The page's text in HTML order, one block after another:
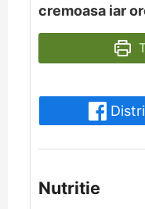
cremoasa iar
Nutritie